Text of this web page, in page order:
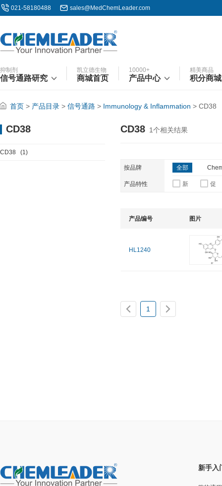
021-58180488 sales@MedChemLeader.com
抑制剂
信号通路研究
凯立德生物
商城首页
10000+
产品中心
精美商品
积分商城
首页 > 产品目录 > 信号通路 > Immunology & Inflammation > CD38
CD38
CD38 (1)
CD38 1个相关结果
按品牌 全部
产品特性 新 促
产品编号 图片
HL1240
1
新手入